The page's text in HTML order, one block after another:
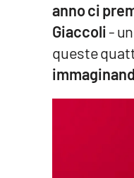
LaC Network
anno ci
Giaccoli-
queste